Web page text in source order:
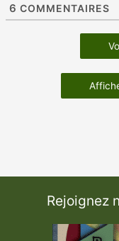
6 COMMENTAIRES
Rejoignez